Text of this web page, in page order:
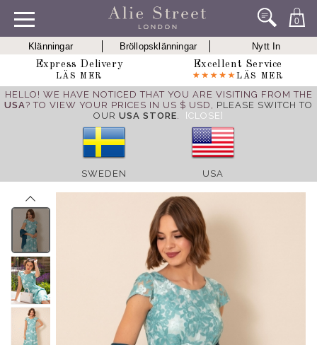
0
Klänningar Bröllopsklänningar
Nytt In
Express Delivery
LÄS MER
Excellent Service
LÄS MER
HELLO! WE HAVE NOTICED THAT YOU ARE VISITING FROM THE
USA? TO VIEW YOUR PRICES IN US $ USD, PLEASE SWITCH TO
OUR USA STORE. [CLOSE]
SWEDEN USA